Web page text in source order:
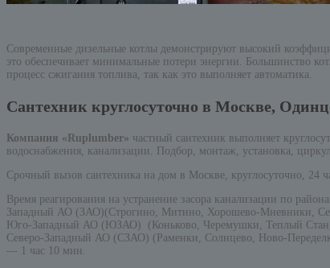
Современные дизельные котлы демонстрируют высокий
это обеспечивает минимальные потери энергии. Большинство
процесс сжигания топлива, так как это выполняет автоматика.
Сантехник круглосуточно в Москве,
Компания «Ruplumber» частный сантехник выполняет
водоснабжения, канализации. Подбор, монтаж, установка,
Срочный вызов сантехника на дом в Москве, круглосуточно, 24
Время реагирования на устранение засора канализации по
Западный АО (ЗАО)(Строгино, Митино, Хорошево-Мневники,
Юго-Западный АО (ЮЗАО) (Коньково, Черемушки, Теплый
Северо-Западный АО (СЗАО) (Раменки, Солнцево, Ново-
— 1 час 10 мин.